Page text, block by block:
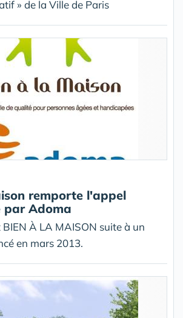
» de la Ville de Paris
remporte l'appel
par Adoma
À LA MAISON suite à un
en mars 2013.